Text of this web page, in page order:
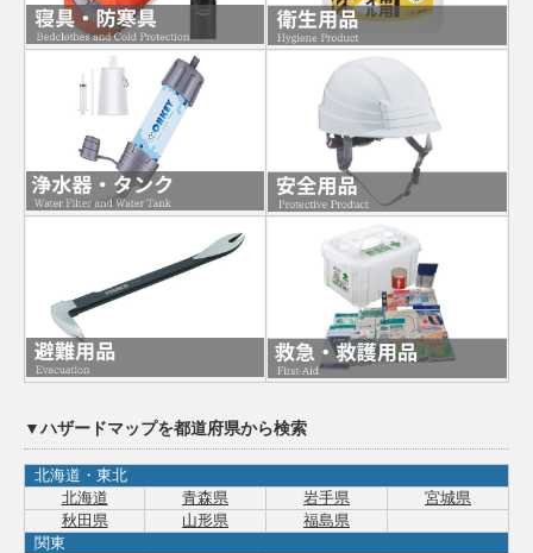
▼ハザードマップを都道府県から検索
北海道・東北
北海道
青森県 岩手県
宮城県
秋田県
山形県
福島県
関東